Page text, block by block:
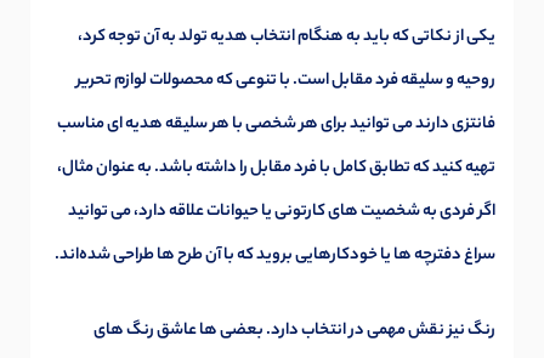
یکی از نکاتی که باید به هنگام انتخاب هدیه تولد به آن توجه کرد،
روحیه و سلیقه فرد مقابل است. با تنوعی که محصولات لوازم تحریر
فانتزی دارند می توانید برای هر شخصی با هر سلیقه هدیه ای مناسب
تهیه کنید که تطابق کامل با فرد مقابل را داشته باشد. به عنوان مثال،
اگر فردی به شخصیت های کارتونی یا حیوانات علاقه دارد، می توانید
سراغ دفترچه ها یا خودکارهایی بروید که با آن طرح ها طراحی شده‌اند.
رنگ نیز نقش مهمی در انتخاب دارد. بعضی ها عاشق رنگ های